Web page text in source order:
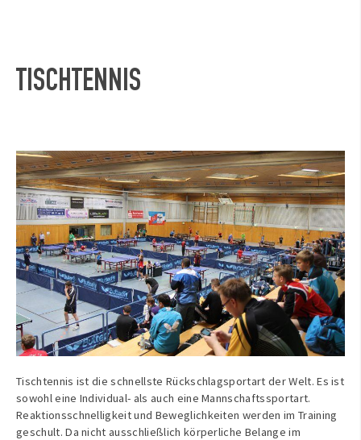
TISCHTENNIS
Tischtennis ist die schnellste Rückschlagsportart der Welt. Es ist
sowohl eine Individual- als auch eine Mannschaftssportart.
Reaktionsschnelligkeit und Beweglichkeiten werden im Training
geschult. Da nicht ausschließlich körperliche Belange im